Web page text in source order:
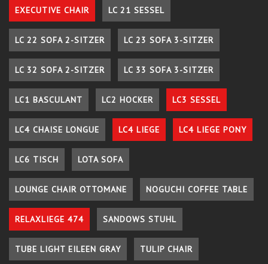
EXECUTIVE CHAIR LC 21 SESSEL
LC 22 SOFA 2-SITZER LC 23 SOFA 3-SITZER
LC 32 SOFA 2-SITZER LC 33 SOFA 3-SITZER
LC1 BASCULANT LC2 HOCKER LC3 SESSEL
LC4 CHAISE LONGUE LC4 LIEGE LC4 LIEGE PONY
LC6 TISCH LOTA SOFA
LOUNGE CHAIR OTTOMANE NOGUCHI COFFEE TABLE
RELAXLIEGE 474 SANDOWS STUHL
TUBE LIGHT EILEEN GRAY TULIP CHAIR